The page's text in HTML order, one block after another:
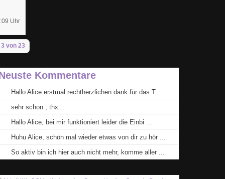
Uhr
von 23
Kommentare
Hallo Alice erstmal rechtherzlichen dank für das T ...
sehr schon , thx ...
Hallo Alice, bei mir funktioniert leider die Einbi ...
Huhu Alice, schön mal wieder etwas von dir zu hör ...
So aktiv bin ich hier auch nicht mehr, komme aller ...